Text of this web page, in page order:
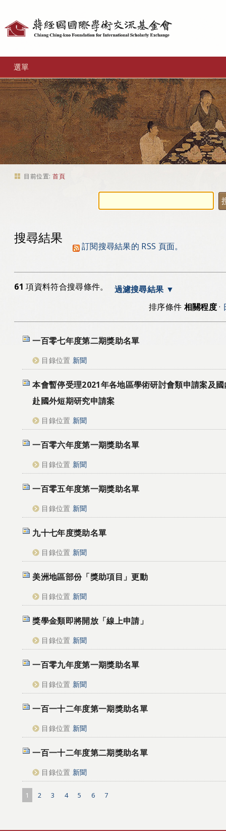
選單
目前位置: 首頁
搜尋結果
訂閱搜尋結果的 RSS 頁面。
61 項資料符合搜尋條件。
過濾搜尋結果
排序條件 相關程度·
一百零七年度第二期獎助名單
目錄位置 新聞
本會暫停受理2021年各地區學術研討會類申請案及
赴國外短期研究申請案
目錄位置 新聞
一百零六年度第一期獎助名單
目錄位置 新聞
一百零五年度第一期獎助名單
目錄位置 新聞
九十七年度獎助名單
目錄位置 新聞
美洲地區部份「獎助項目」更動
目錄位置 新聞
獎學金類即將開放「線上申請」
目錄位置 新聞
一百零九年度第一期獎助名單
目錄位置 新聞
一百一十二年度第一期獎助名單
目錄位置 新聞
一百一十二年度第二期獎助名單
目錄位置 新聞
1 2 3 4 5 6 7